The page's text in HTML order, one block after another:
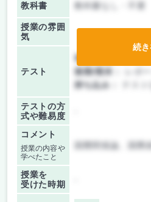
教科書 教科書なし・不要
授業の雰囲
気
テスト
前期/中間：
後期/期末：
持ち込み：
テストの方
式や難易度
コメント
授業の内容や
学べたこと
国際関係論、国際
授業を
受けた時期
続き